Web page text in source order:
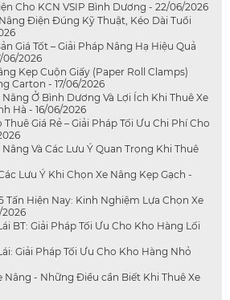
Cho KCN VSIP Bình Dương - 22/06/2026
Điện Đúng Kỹ Thuật, Kéo Dài Tuổi
Giá Tốt – Giải Pháp Nâng Hạ Hiệu Quả
06/2026
Kẹp Cuộn Giấy (Paper Roll Clamps)
Carton - 17/06/2026
Ở Bình Dương Và Lợi Ích Khi Thuê Xe
Hà - 16/06/2026
Giá Rẻ – Giải Pháp Tối Ưu Chi Phí Cho
Và Các Lưu Ý Quan Trọng Khi Thuê
Lưu Ý Khi Chọn Xe Nâng Kẹp Gạch -
Tấn Hiện Nay: Kinh Nghiệm Lựa Chọn Xe
BT: Giải Pháp Tối Ưu Cho Kho Hàng Lối
Giải Pháp Tối Ưu Cho Kho Hàng Nhỏ
Nâng - Những Điều cần Biết Khi Thuê Xe